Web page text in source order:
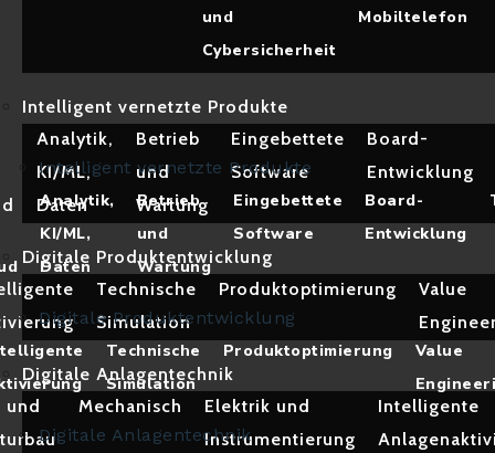
Intelligent vernetzte Produkte
Analytik,
KI/ML,
Daten
Betrieb
und
Wartung
Eingebettete
Software
Board-
Entwicklung
Digitale Produktentwicklung
Technische
Simulation
Produktoptimierung
Value
Digitale Anlagentechnik
und
Mechanisch
Elektrik und
Instrumentierung
Intelligente
und
Cybersicherheit
Mobiltelefon
Intelligent vernetzte Produkte
Analytik,
KI/ML,
Daten
Betrieb
und
Wartung
Eingebettete
Software
Board-
Entwicklung
Digitale Produktentwicklung
Technische
Simulation
Produktoptimierung
Value
Digitale Anlagentechnik